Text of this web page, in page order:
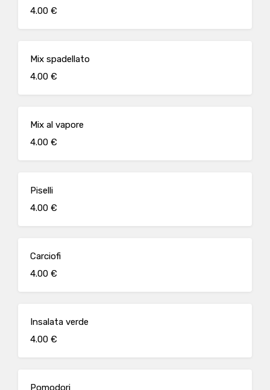
4.00 €
Mix spadellato
4.00 €
Mix al vapore
4.00 €
Piselli
4.00 €
Carciofi
4.00 €
Insalata verde
4.00 €
Pomodori